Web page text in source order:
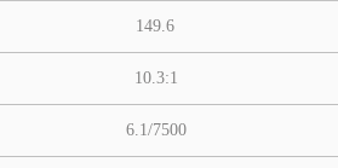
149.6
10.3:1
6.1/7500